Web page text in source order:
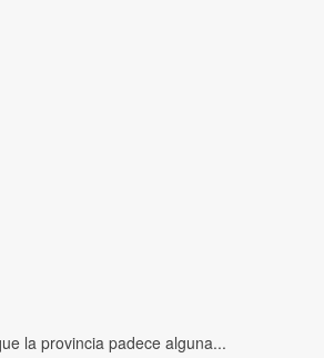
la provincia padece alguna...